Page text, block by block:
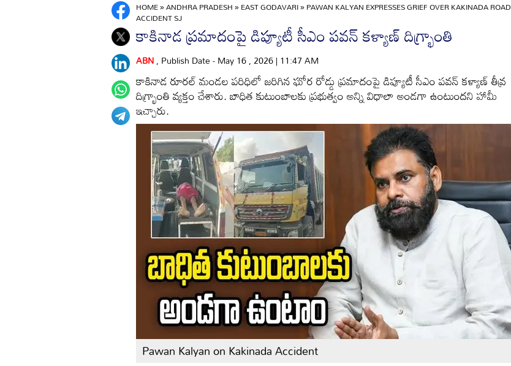
HOME»ANDHRA PRADESH»EAST GODAVARI»PAWAN KALYAN EXPRESSES GRIEF OVER KAKINADA ROAD
ACCIDENT SJ
కాకినాడ ప్రమాదంపై డిప్యూటీ సీఎం పవన్ కళ్యాణ్ దిగ్భ్రాంతి
ABN, Publish Date - May 16 , 2026 | 11:47 AM
కాకినాడ రూరల్ మండల పరిధిలో జరిగిన ఘోర రోడ్డు ప్రమాదంపై డిప్యూటీ సీఎం పవన్ కళ్యాణ్ తీవ్ర
దిగ్భ్రాంతి వ్యక్తం చేశారు. బాధిత కుటుంబాలకు ప్రభుత్వం అన్ని విధాలా అండగా ఉంటుందని హామీ
ఇచ్చారు.
Pawan Kalyan on Kakinada Accident